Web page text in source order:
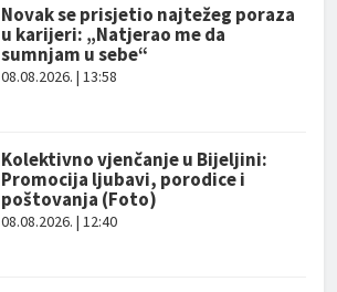
Novak se prisjetio najtežeg poraza
u karijeri: „Natjerao me da
sumnjam u sebe“
08.08.2026. | 13:58
Kolektivno vjenčanje u Bijeljini:
Promocija ljubavi, porodice i
poštovanja (Foto)
08.08.2026. | 12:40